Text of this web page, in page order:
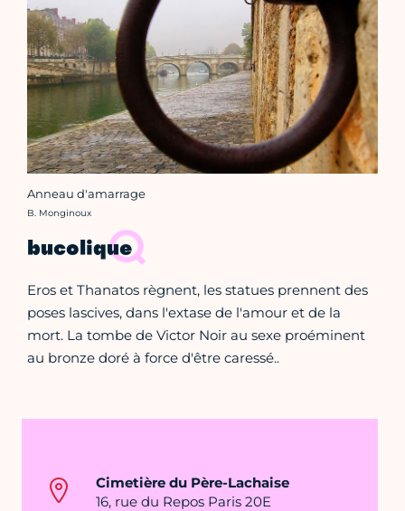
Anneau d'amarrage
Crédit photo :
B. Monginoux
bucolique
Eros et Thanatos règnent, les statues prennent des
poses lascives, dans l'extase de l'amour et de la
mort. La tombe de Victor Noir au sexe proéminent
au bronze doré à force d'être caressé..
Cimetière du Père-Lachaise
16, rue du Repos Paris 20E